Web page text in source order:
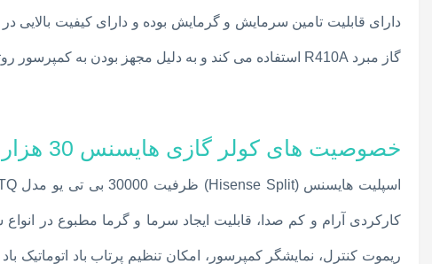
دارای قابلیت تامین سرمایش و گرمایش بوده و دارای کیفیت
گاز مبرد R410A استفاده می کند و به دلیل مجهز بودن به کمپرسور روتاری و رده انرژی B برای مناطق گرم و معتدل قابل استفاده خواهد بود.
خصوصیت های کولر گازی هایسنس 30 هزار سری مایا
کارکردی آرام و کم صدا، قابلیت ایجاد سرما و گرما مطبوع در